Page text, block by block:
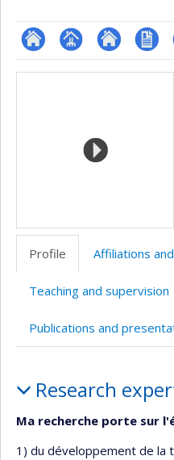
ResearchGate
Page Site
de
recherche
CV
Media
Profile Affiliations
Teaching and supervision
Publications and
Research
Ma recherche porte sur
1) du développement de la